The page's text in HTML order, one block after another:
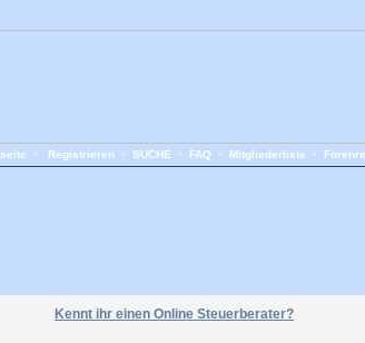
Registrieren• SUCHE FAQ Mitgliederliste
Kennt ihr einen Online Steuerberater?